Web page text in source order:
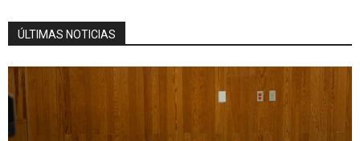
ÚLTIMAS NOTICIAS